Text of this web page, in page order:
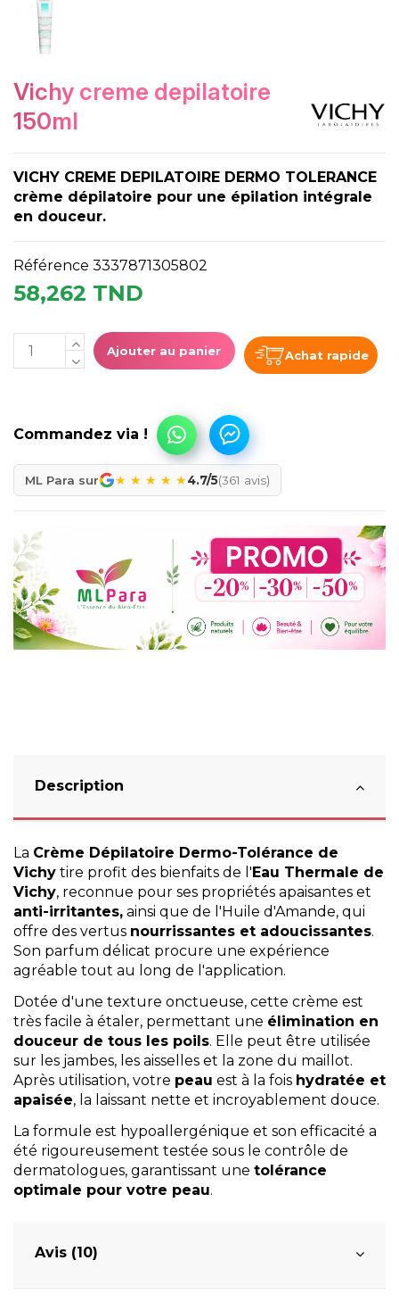
vichy creme depilatoire
150ml
VICHY CREME DEPILATOIRE DERMO TOLERANCE
crème dépilatoire pour une épilation intégrale
en douceur.
Référence 3337871305802
58,262 TND
Ajouter au panier Achat rapide
ML Para sur ★ ★ ★ ★ ★4.7/5(361 avis)
Description
La Crème Dépilatoire Dermo-Tolérance de
Vichy tire profit des bienfaits de l'Eau Thermale de
Vichy, reconnue pour ses propriétés apaisantes et
anti-irritantes, ainsi que de l'Huile d'Amande, qui
offre des vertus nourrissantes et adoucissantes.
Son parfum délicat procure une expérience
agréable tout au long de l'application.
Dotée d'une texture onctueuse, cette crème est
très facile à étaler, permettant une élimination en
douceur de tous les poils. Elle peut être utilisée
sur les jambes, les aisselles et la zone du maillot.
Après utilisation, votre peau est à la fois hydratée et
apaisée, la laissant nette et incroyablement douce.
La formule est hypoallergénique et son efficacité a
été rigoureusement testée sous le contrôle de
dermatologues, garantissant une tolérance
optimale pour votre peau.
Avis (10)